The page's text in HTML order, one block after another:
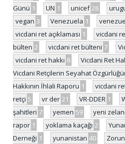
Günü 1 UN 1 unicef 26
vegan 3 Venezuela 1
vicdani ret açıklaması 1 vicdani
bülten 2 vicdani ret bülteni 7
vicdani ret hakkı 8
Vicdani Ret
Vicdani Retçilerin Seyahat
Hakkının İhlali Raporu 1 vicdani
retçi 5 vr der 21 VR-DDER 1
şahitleri 7 yemen 59 yeni
rapor 1 yoklama kaçağı 2
Derneği 1 yunanistan 40